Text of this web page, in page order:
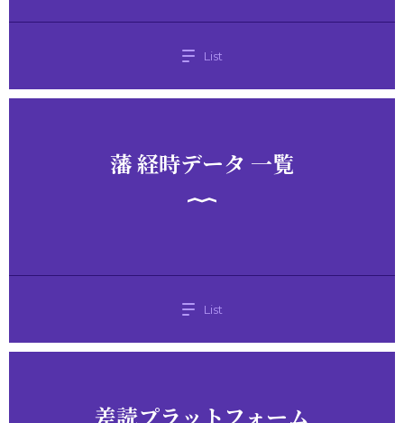
List
藩 経時データ 一覧
List
差読プラットフォーム